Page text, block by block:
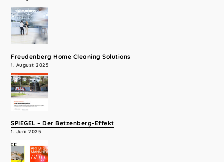
Freudenberg Home Cleaning Solutions
1. August 2025
SPIEGEL – Der Betzenberg-Effekt
1. Juni 2025